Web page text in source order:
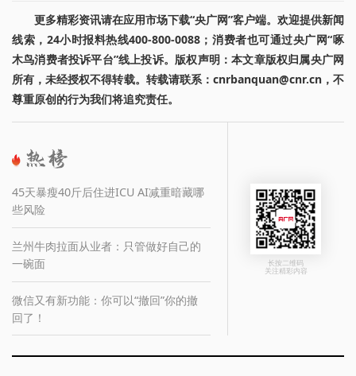
更多精彩资讯请在应用市场下载“央广网”客户端。欢迎提供新闻
线索，24小时报料热线400-800-0088；消费者也可通过央广网“啄
木鸟消费者投诉平台”线上投诉。版权声明：本文章版权归属央广网
所有，未经授权不得转载。转载请联系：cnrbanquan@cnr.cn，不
尊重原创的行为我们将追究责任。
45天暴瘦40斤后住进ICU AI减重暗藏哪
些风险
兰州牛肉拉面从业者：只管做好自己的
一碗面
微信又有新功能：你可以“撤回”你的撤
回了！
长按二维码
关注精彩内容